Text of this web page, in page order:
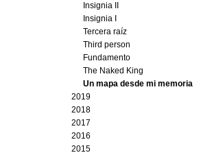
Insignia II
Insignia I
Tercera raíz
Third person
Fundamento
The Naked King
Un mapa desde mi memoria
2019
2018
2017
2016
2015